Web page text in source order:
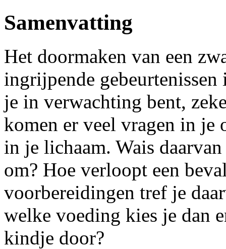
Samenvatting
Het doormaken van een
ingrijpende
je in verwachting bent,
komen er veel vragen in je
in je lichaam. Wais
om? Hoe verloopt een
voorbereidingen tref je
welke voeding kies je dan
kindje door?